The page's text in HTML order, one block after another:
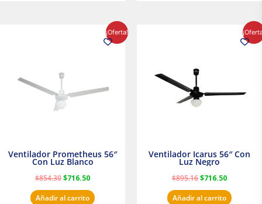
¡Oferta!
Ventilador Prometheus 56″
Con Luz Blanco
$854.30$716.50
precio
actual
Añadir al carrito
Ventilador Icarus 56″ Con
Luz Negro
$895.16$716.50
precio
actual
Añadir al carrito